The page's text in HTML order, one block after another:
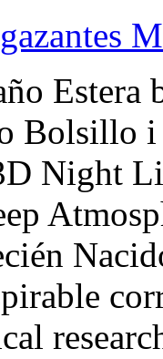
Estera
Bolsillo
Night